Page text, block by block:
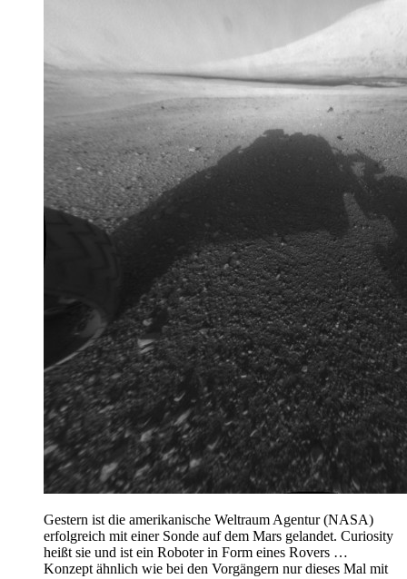
Gestern ist die amerikanische Weltraum Agentur (NASA)
erfolgreich mit einer Sonde auf dem Mars gelandet. Curiosity
heißt sie und ist ein Roboter in Form eines Rovers …
Konzept ähnlich wie bei den Vorgängern nur dieses Mal mit